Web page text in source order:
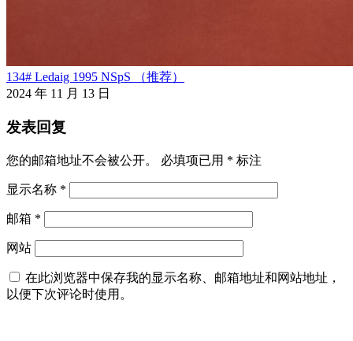
134# Ledaig 1995 NSpS （推荐）
2024 年 11 月 13 日
发表回复
您的邮箱地址不会被公开。 必填项已用 * 标注
显示名称 *
邮箱 *
网站
在此浏览器中保存我的显示名称、邮箱地址和网站地址，
以便下次评论时使用。